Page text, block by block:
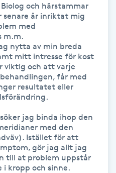
och härstammar
senare år inriktat mig
med
m.m.
nytta av min breda
mitt intresse för kost
viktig och att varje
får med
resultatet eller
jag binda ihop den
med den
Istället för att
gör jag allt jag
till at problem uppstår
i kropp och sinne.